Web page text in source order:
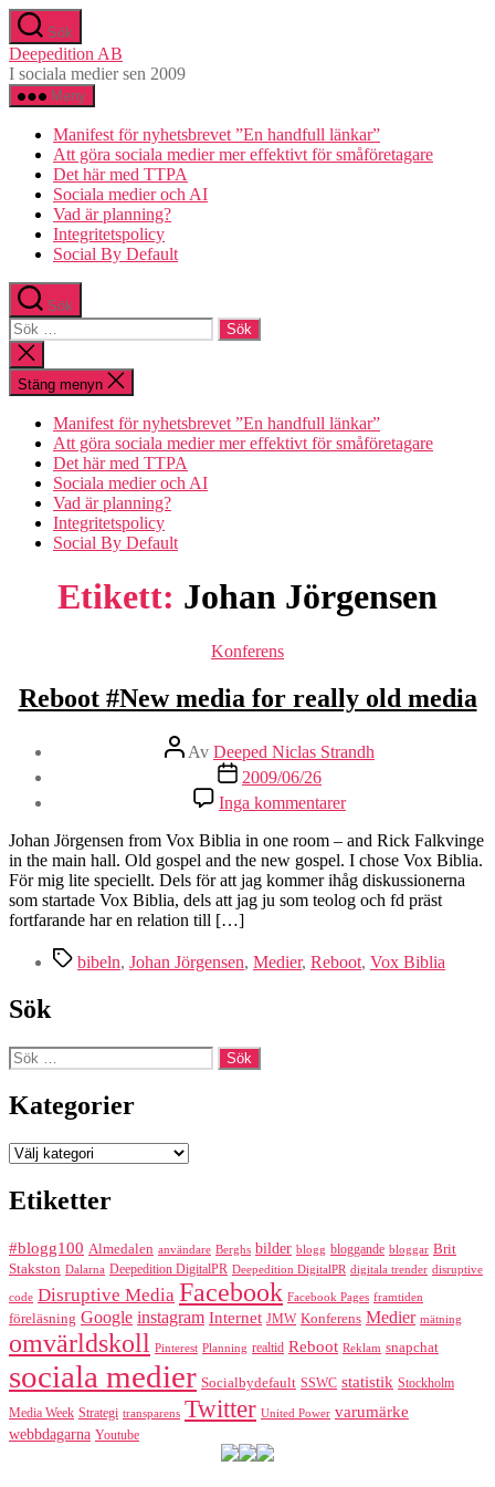
Hoppa
till
innehåll
Sök
Deepedition AB
I sociala medier sen 2009
Meny
Manifest för nyhetsbrevet ”En handfull länkar”
Att göra sociala medier mer effektivt för småföretagare
Det här med TTPA
Sociala medier och AI
Vad är planning?
Integritetspolicy
Social By Default
Sök
Sök
efter:
Stäng
sökningen
Stäng menyn
Manifest för nyhetsbrevet ”En handfull länkar”
Att göra sociala medier mer effektivt för småföretagare
Det här med TTPA
Sociala medier och AI
Vad är planning?
Integritetspolicy
Social By Default
Etikett: Johan Jörgensen
Kategorier
Konferens
Reboot #New media for really old media
Inläggsförfattare
Av Deeped Niclas Strandh
Inläggsdatum
2009/06/26
Inga kommentarertill
Reboot
#New
media
for
really
old
Johan Jörgensen from Vox Biblia in one room – and Rick Falkvinge
in the main hall. Old gospel and the new gospel. I chose Vox Biblia.
För mig lite speciellt. Dels för att jag kommer ihåg diskussionerna
som startade Vox Biblia, dels att jag ju som teolog och fd präst
fortfarande har en relation till […]
Etiketter
bibeln, Johan Jörgensen, Medier, Reboot, Vox Biblia
Sök
Sök
efter:
Kategorier
Kategorier
Etiketter
#blogg100 Almedalen användare Berghs bilder blogg bloggande bloggar Brit
Stakston Dalarna Deepedition DigitalPR Deepedition DigitalPR digitala trender disruptive
code Disruptive Media Facebook Facebook Pages framtiden
föreläsning Google instagram Internet JMW Konferens Medier mätning
omvärldskoll Pinterest Planning realtid Reboot Reklam snapchat
sociala medier Socialbydefault SSWC statistik Stockholm
Media Week Strategi transparens Twitter United Power varumärke
webbdagarna Youtube